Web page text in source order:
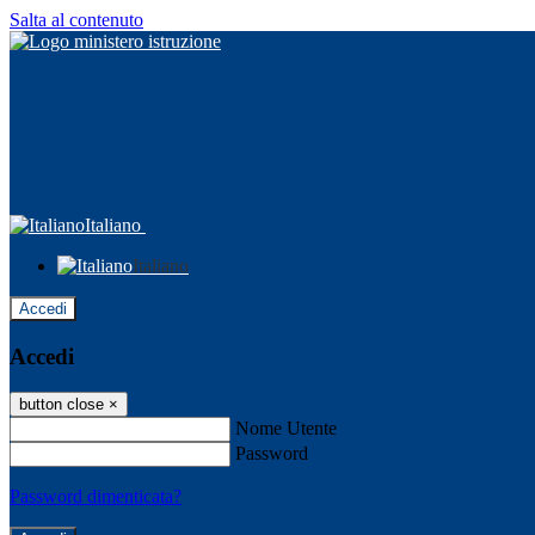
Salta al contenuto
Italiano
Italiano
Accedi
Accedi
button close ×
Nome Utente
Password
Password dimenticata?